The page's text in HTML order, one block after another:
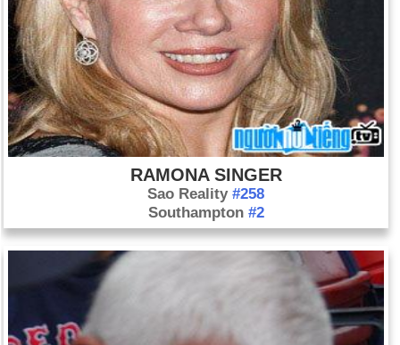
RAMONA SINGER
Sao Reality #258
Southampton #2